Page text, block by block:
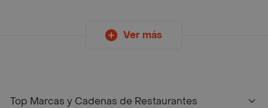
Ver más
Top Marcas y Cadenas de Restaurantes